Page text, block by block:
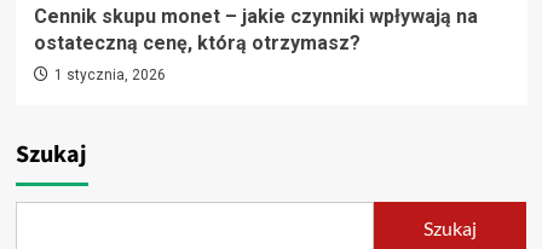
Cennik skupu monet – jakie czynniki wpływają na
ostateczną cenę, którą otrzymasz?
1 stycznia, 2026
Szukaj
Szukaj